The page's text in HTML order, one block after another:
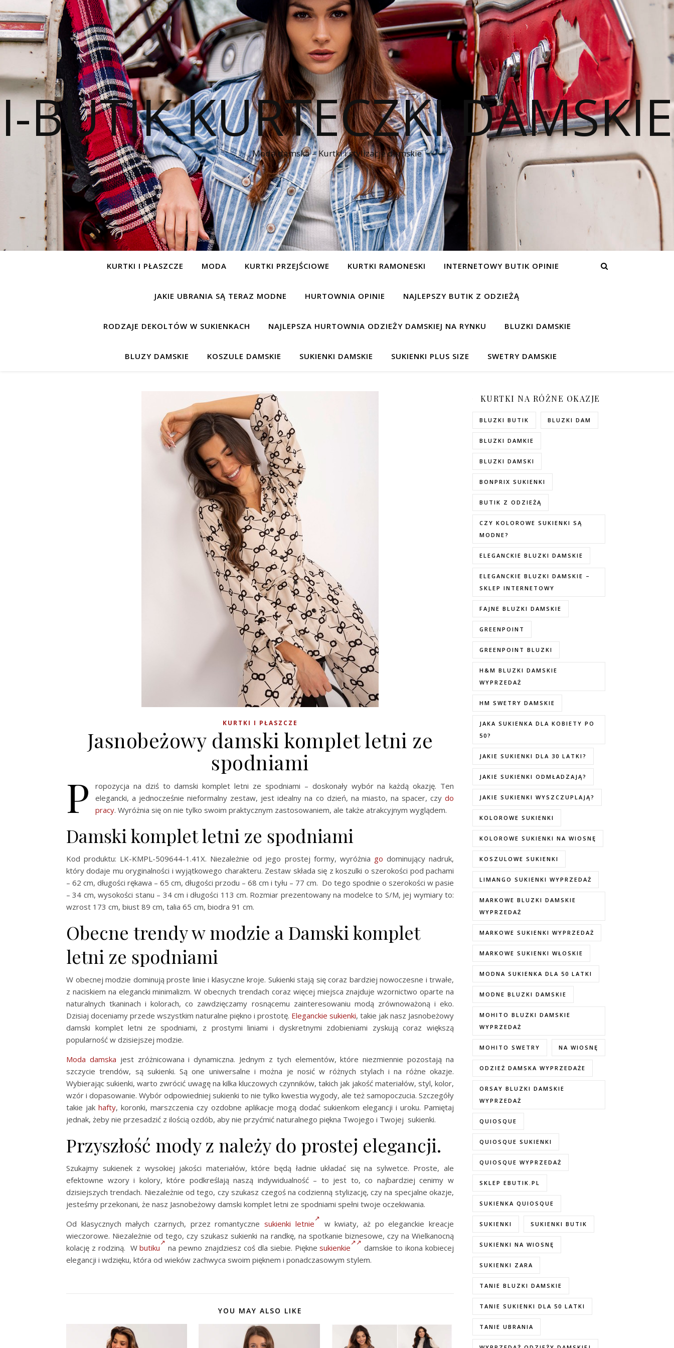
I-BUTIK KURTECZKI DAMSKIE
Moda damska – Kurtki i stylizacje damskie
KURTKI I PŁASZCZE MODA KURTKI PRZEJŚCIOWE KURTKI RAMONESKI INTERNETOWY BUTIK OPINIE
JAKIE UBRANIA SĄ TERAZ MODNE HURTOWNIA OPINIE NAJLEPSZY BUTIK Z ODZIEŻĄ
RODZAJE DEKOLTÓW W SUKIENKACH NAJLEPSZA HURTOWNIA ODZIEŻY DAMSKIEJ NA RYNKU BLUZKI DAMSKIE
BLUZY DAMSKIE KOSZULE DAMSKIE SUKIENKI DAMSKIE SUKIENKI PLUS SIZE SWETRY DAMSKIE
KURTKI I PŁASZCZE
Jasnobeżowy damski komplet letni ze
spodniami
P
ropozycja na dziś to damski komplet letni ze spodniami – doskonały wybór na każdą okazję. Ten
elegancki, a jednocześnie nieformalny zestaw, jest idealny na co dzień, na miasto, na spacer, czy do
pracy. Wyróżnia się on nie tylko swoim praktycznym zastosowaniem, ale także atrakcyjnym wyglądem.
Damski komplet letni ze spodniami
Kod produktu: LK-KMPL-509644-1.41X. Niezależnie od jego prostej formy, wyróżnia go dominujący nadruk,
który dodaje mu oryginalności i wyjątkowego charakteru. Zestaw składa się z koszulki o szerokości pod pachami
– 62 cm, długości rękawa – 65 cm, długości przodu – 68 cm i tyłu – 77 cm. Do tego spodnie o szerokości w pasie
– 34 cm, wysokości stanu – 34 cm i długości 113 cm. Rozmiar prezentowany na modelce to S/M, jej wymiary to:
wzrost 173 cm, biust 89 cm, talia 65 cm, biodra 91 cm.
Obecne trendy w modzie a Damski komplet
letni ze spodniami
W obecnej modzie dominują proste linie i klasyczne kroje. Sukienki stają się coraz bardziej nowoczesne i trwałe,
z naciskiem na elegancki minimalizm. W obecnych trendach coraz więcej miejsca znajduje wzornictwo oparte na
naturalnych tkaninach i kolorach, co zawdzięczamy rosnącemu zainteresowaniu modą zrównoważoną i eko.
Dzisiaj doceniamy przede wszystkim naturalne piękno i prostotę. Eleganckie sukienki, takie jak nasz Jasnobeżowy
damski komplet letni ze spodniami, z prostymi liniami i dyskretnymi zdobieniami zyskują coraz większą
popularność w dzisiejszej modzie.
Moda damska jest zróżnicowana i dynamiczna. Jednym z tych elementów, które niezmiennie pozostają na
szczycie trendów, są sukienki. Są one uniwersalne i można je nosić w różnych stylach i na różne okazje.
Wybierając sukienki, warto zwrócić uwagę na kilka kluczowych czynników, takich jak jakość materiałów, styl, kolor,
wzór i dopasowanie. Wybór odpowiedniej sukienki to nie tylko kwestia wygody, ale też samopoczucia. Szczegóły
takie jak hafty, koronki, marszczenia czy ozdobne aplikacje mogą dodać sukienkom elegancji i uroku. Pamiętaj
jednak, żeby nie przesadzić z ilością ozdób, aby nie przyćmić naturalnego piękna Twojego i Twojej sukienki.
Przyszłość mody z należy do prostej elegancji.
Szukajmy sukienek z wysokiej jakości materiałów, które będą ładnie układać się na sylwetce. Proste, ale
efektowne wzory i kolory, które podkreślają naszą indywidualność – to jest to, co najbardziej cenimy w
dzisiejszych trendach. Niezależnie od tego, czy szukasz czegoś na codzienną stylizację, czy na specjalne okazje,
jesteśmy przekonani, że nasz Jasnobeżowy damski komplet letni ze spodniami spełni twoje oczekiwania.
Od klasycznych małych czarnych, przez romantycznesukienki letnie
w kwiaty, aż po eleganckie kreacje
wieczorowe. Niezależnie od tego, czy szukasz sukienki na randkę, na spotkanie biznesowe, czy na Wielkanocną
kolację z rodziną. Wbutiku na pewno znajdziesz coś dla siebie. Pięknesukienkie
damskie to ikona kobiecej
elegancji i wdzięku, która od wieków zachwyca swoim pięknem i ponadczasowym stylem.
YOU MAY ALSO LIKE
KURTKI NA RÓŻNE OKAZJE
BLUZKI BUTIK BLUZKI DAM
BLUZKI DAMKIE
BLUZKI DAMSKI
BONPRIX SUKIENKI
BUTIK Z ODZIEŻĄ
CZY KOLOROWE SUKIENKI SĄ
MODNE?
ELEGANCKIE BLUZKI DAMSKIE
ELEGANCKIE BLUZKI DAMSKIE –
SKLEP INTERNETOWY
FAJNE BLUZKI DAMSKIE
GREENPOINT
GREENPOINT BLUZKI
H&M BLUZKI DAMSKIE
WYPRZEDAŻ
HM SWETRY DAMSKIE
JAKA SUKIENKA DLA KOBIETY PO
50?
JAKIE SUKIENKI DLA 30 LATKI?
JAKIE SUKIENKI ODMŁADZAJĄ?
JAKIE SUKIENKI WYSZCZUPLAJĄ?
KOLOROWE SUKIENKI
KOLOROWE SUKIENKI NA WIOSNĘ
KOSZULOWE SUKIENKI
LIMANGO SUKIENKI WYPRZEDAŻ
MARKOWE BLUZKI DAMSKIE
WYPRZEDAŻ
MARKOWE SUKIENKI WYPRZEDAŻ
MARKOWE SUKIENKI WŁOSKIE
MODNA SUKIENKA DLA 50 LATKI
MODNE BLUZKI DAMSKIE
MOHITO BLUZKI DAMSKIE
WYPRZEDAŻ
MOHITO SWETRY NA WIOSNĘ
ODZIEŻ DAMSKA WYPRZEDAŻE
ORSAY BLUZKI DAMSKIE
WYPRZEDAŻ
QUIOSQUE
QUIOSQUE SUKIENKI
QUIOSQUE WYPRZEDAŻ
SKLEP EBUTIK.PL
SUKIENKA QUIOSQUE
SUKIENKI SUKIENKI BUTIK
SUKIENKI NA WIOSNĘ
SUKIENKI ZARA
TANIE BLUZKI DAMSKIE
TANIE SUKIENKI DLA 50 LATKI
TANIE UBRANIA